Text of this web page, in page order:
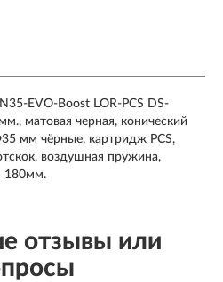
EVO-Boost LOR-PCS DS-
матовая черная, конический
мм чёрные, картридж PCS,
воздушная пружина,
180мм.
отзывы или